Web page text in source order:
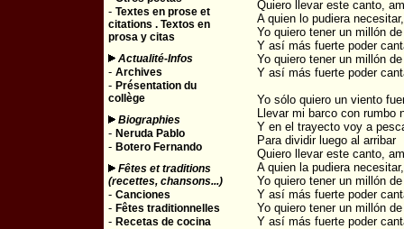
- Textes en prose et
citations . Textos en
prosa y citas
Actualité-Infos
- Archives
- Présentation du
collège
Biographies
- Neruda Pablo
- Botero Fernando
Fêtes et traditions
(recettes, chansons...)
- Canciones
- Fêtes traditionnelles
- Recetas de cocina
Quiero llevar este canto,
A quien lo pudiera necesitar,
Yo quiero tener un millón
Y así más fuerte poder
Yo quiero tener un millón
Y así más fuerte poder
Yo sólo quiero un viento
Llevar mi barco con rumbo
Y en el trayecto voy a
Para dividir luego al arribar
Quiero llevar este canto,
A quien la pudiera necesitar,
Yo quiero tener un millón
Y así más fuerte poder
Yo quiero tener un millón
Y así más fuerte poder